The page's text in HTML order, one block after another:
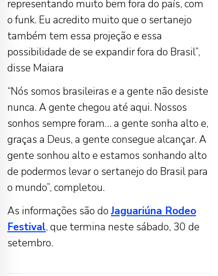
representando muito bem fora do país, com
o funk. Eu acredito muito que o sertanejo
também tem essa projeção e essa
possibilidade de se expandir fora do Brasil”,
disse Maiara
“Nós somos brasileiras e a gente não desiste
nunca. A gente chegou até aqui. Nossos
sonhos sempre foram… a gente sonha alto e,
graças a Deus, a gente consegue alcançar. A
gente sonhou alto e estamos sonhando alto
de podermos levar o sertanejo do Brasil para
o mundo”, completou.
As informações são doJaguariúna Rodeo
Festival, que termina neste sábado, 30 de
setembro.